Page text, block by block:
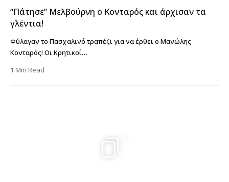
“Πάτησε” Μελβούρνη ο Κονταρός και άρχισαν τα
γλέντια!
Φύλαγαν το Πασχαλινό τραπέζι για να έρθει ο Μανώλης
Κονταρός! Οι Κρητικοί…
1 Min Read